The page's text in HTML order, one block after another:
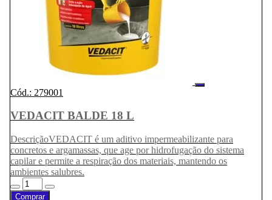
Cód.: 279001
VEDACIT BALDE 18 L
DescriçãoVEDACIT é um aditivo impermeabilizante para
concretos e argamassas, que age por hidrofugação do sistema
capilar e permite a respiração dos materiais, mantendo os
ambientes salubres.
Comprar